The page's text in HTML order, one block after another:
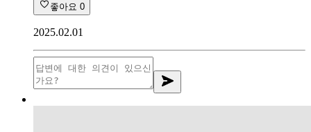
좋아요 0
2025.02.01